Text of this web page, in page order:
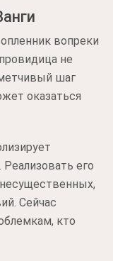
вопреки
не
шаг
оказаться
его
Сейчас
кто